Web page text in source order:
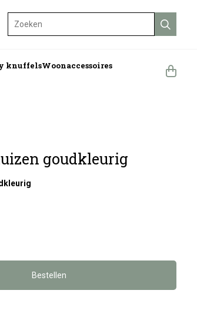
Zoeken
knuffelsWoonaccessoires
goudkleurig
Bestellen